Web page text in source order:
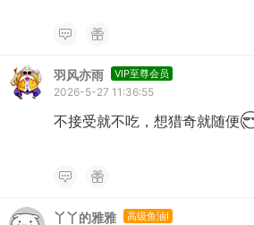
羽风亦雨 VIP至尊会员
2026-5-27 11:36:55
不接受就不吃，想猎奇就随便
丫丫的雅雅 高级鱼油I